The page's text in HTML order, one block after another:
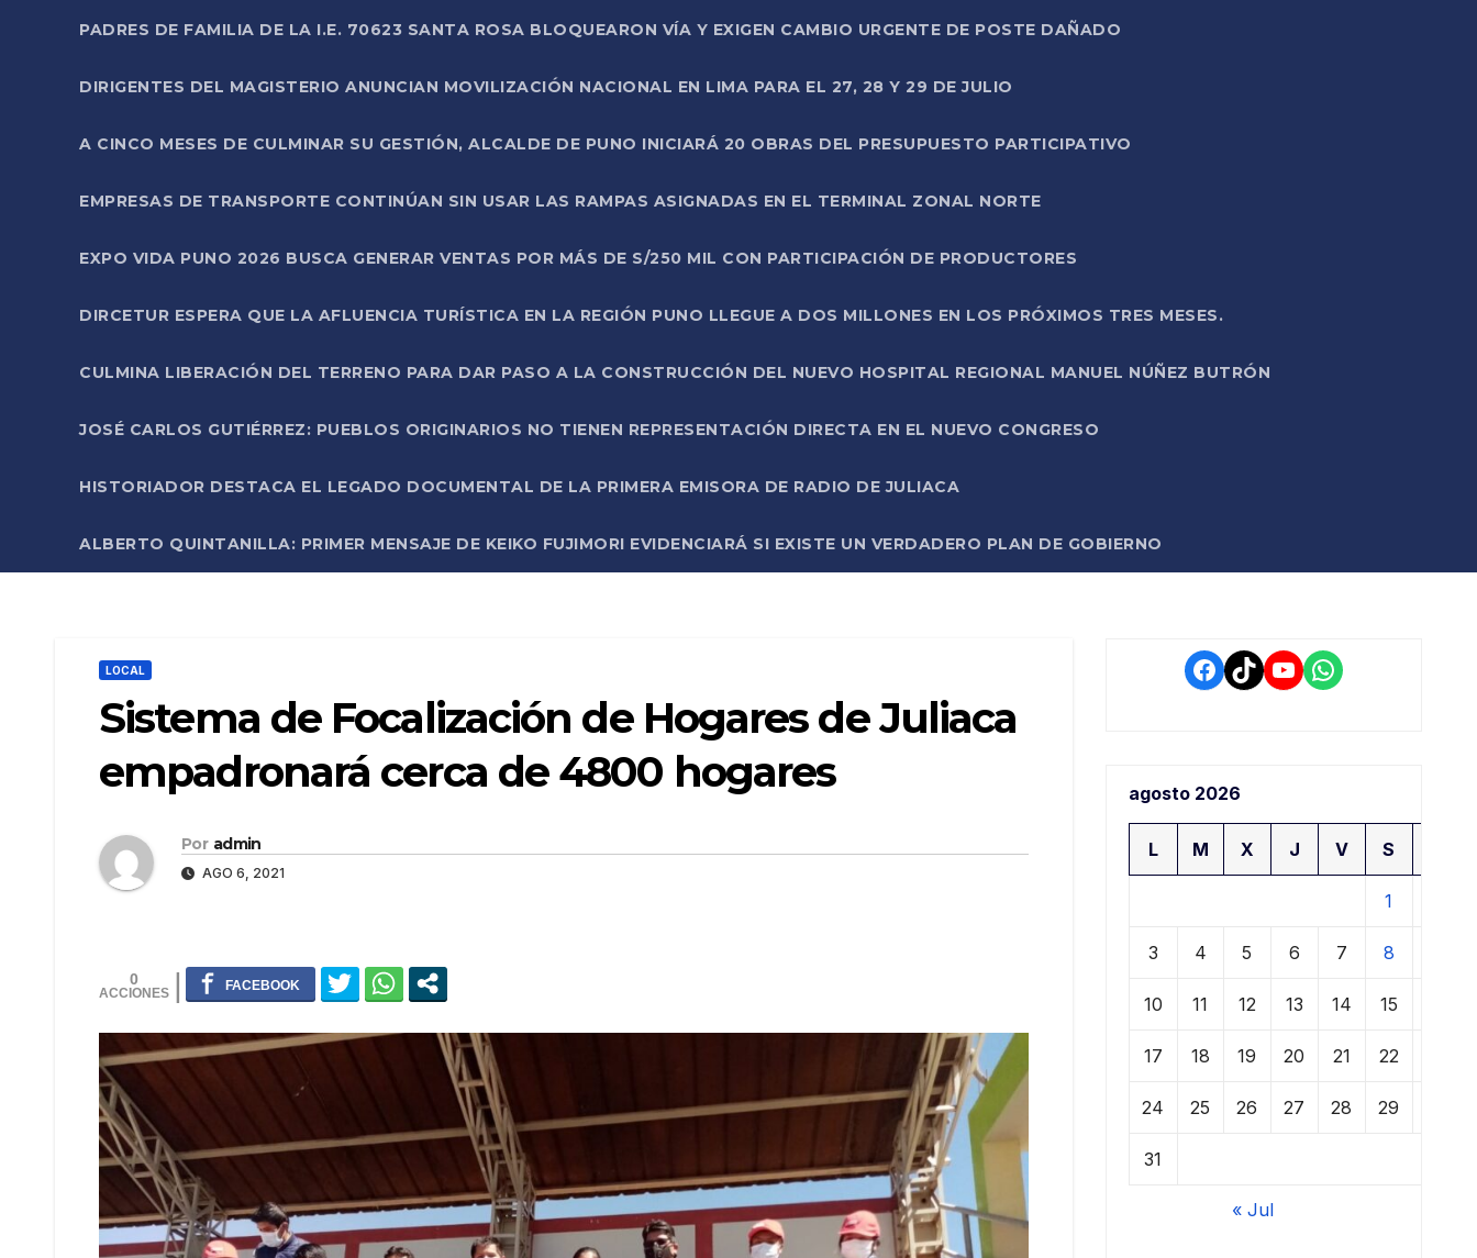
PADRES DE FAMILIA DE LA I.E. 70623 SANTA ROSA BLOQUEARON VÍA Y EXIGEN CAMBIO URGENTE DE POSTE DAÑADO
DIRIGENTES DEL MAGISTERIO ANUNCIAN MOVILIZACIÓN NACIONAL EN LIMA PARA EL 27, 28 Y 29 DE JULIO
A CINCO MESES DE CULMINAR SU GESTIÓN, ALCALDE DE PUNO INICIARÁ 20 OBRAS DEL PRESUPUESTO PARTICIPATIVO
EMPRESAS DE TRANSPORTE CONTINÚAN SIN USAR LAS RAMPAS ASIGNADAS EN EL TERMINAL ZONAL NORTE
EXPO VIDA PUNO 2026 BUSCA GENERAR VENTAS POR MÁS DE S/250 MIL CON PARTICIPACIÓN DE PRODUCTORES
DIRCETUR ESPERA QUE LA AFLUENCIA TURÍSTICA EN LA REGIÓN PUNO LLEGUE A DOS MILLONES EN LOS PRÓXIMOS TRES MESES.
CULMINA LIBERACIÓN DEL TERRENO PARA DAR PASO A LA CONSTRUCCIÓN DEL NUEVO HOSPITAL REGIONAL MANUEL NÚÑEZ BUTRÓN
JOSÉ CARLOS GUTIÉRREZ: PUEBLOS ORIGINARIOS NO TIENEN REPRESENTACIÓN DIRECTA EN EL NUEVO CONGRESO
HISTORIADOR DESTACA EL LEGADO DOCUMENTAL DE LA PRIMERA EMISORA DE RADIO DE JULIACA
ALBERTO QUINTANILLA: PRIMER MENSAJE DE KEIKO FUJIMORI EVIDENCIARÁ SI EXISTE UN VERDADERO PLAN DE GOBIERNO
LOCAL
Sistema de Focalización de Hogares de Juliaca
empadronará cerca de 4800 hogares
Por admin
AGO 6, 2021
0
Facebook
TikTokYouTube
WhatsApp
agosto 2026
L M X J V S
1
3 4 5 6 7 8
10 11 12 13 14 15
17 18 19 20 21 22
24 25 26 27 28 29
31
« Jul